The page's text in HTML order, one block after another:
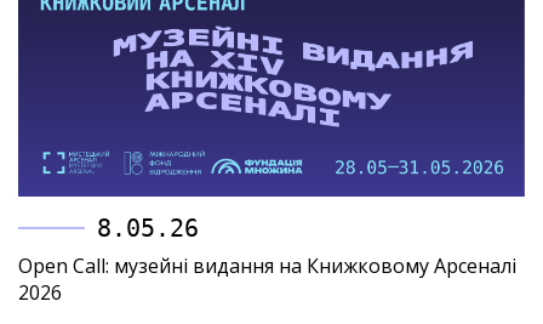
8.05.26
Open Call: музейні видання на Книжковому Арсеналі
2026